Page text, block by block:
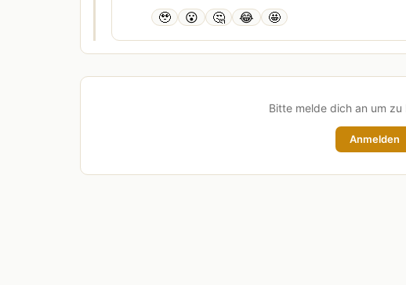
🥹 😮 🤔 😂 🤩
Bitte melde dich an um zu
Anmelden